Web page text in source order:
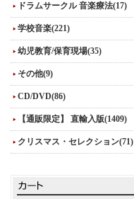
ドラムサークル 音楽療法(17)
学校音楽(221)
幼児教育/保育現場(35)
その他(9)
CD/DVD(86)
【通販限定】 直輸入版(1409)
クリスマス・セレクション(71)